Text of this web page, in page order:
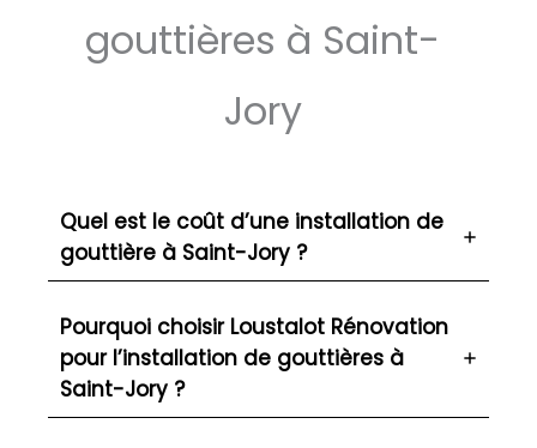
gouttières à Saint-
Jory
Quel est le coût d’une installation de
gouttière à Saint-Jory ?
Pourquoi choisir Loustalot Rénovation
pour l’installation de gouttières à
Saint-Jory ?